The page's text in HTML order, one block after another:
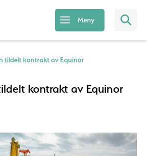
Meny
tildelt kontrakt av Equinor
kontrakt av Equinor